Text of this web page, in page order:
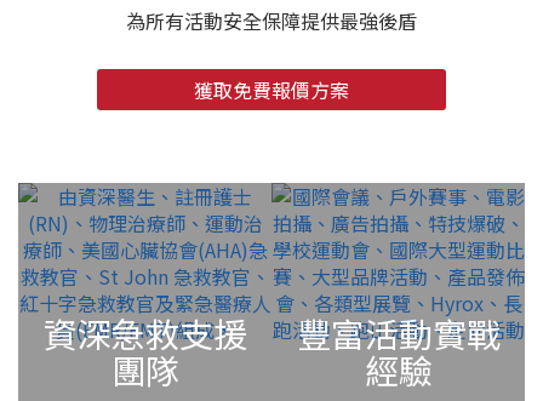
為所有活動安全保障提供最強後盾
獲取免費報價方案
資深急救支援
團隊
豐富活動實戰
經驗